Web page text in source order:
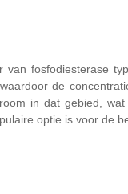
van fosfodiesterase
de
in dat gebied,
optie is voor de